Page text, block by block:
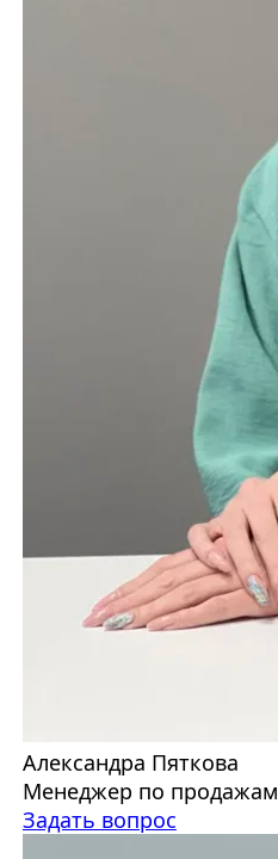
Александра Пяткова
Менеджер по продажам
Задать вопрос